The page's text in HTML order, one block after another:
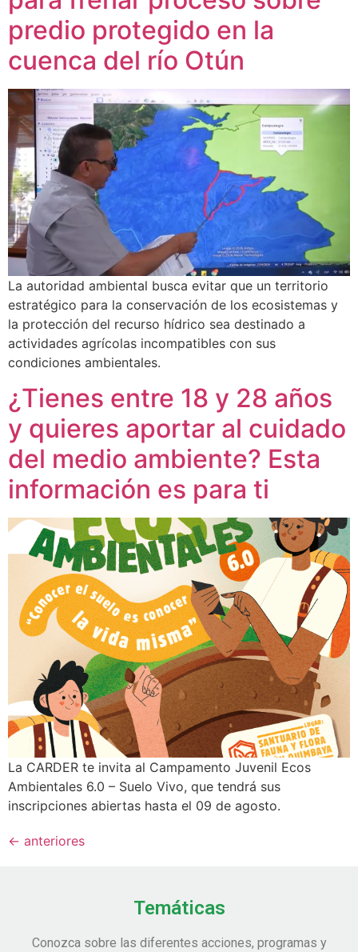
predio protegido en la
cuenca del río Otún
La autoridad ambiental busca evitar que un territorio
estratégico para la conservación de los ecosistemas y
la protección del recurso hídrico sea destinado a
actividades agrícolas incompatibles con sus
condiciones ambientales.
¿Tienes entre 18 y 28 años
y quieres aportar al cuidado
del medio ambiente? Esta
información es para ti
La CARDER te invita al Campamento Juvenil Ecos
Ambientales 6.0 – Suelo Vivo, que tendrá sus
inscripciones abiertas hasta el 09 de agosto.
← anteriores
Temáticas
Conozca sobre las diferentes acciones, programas y